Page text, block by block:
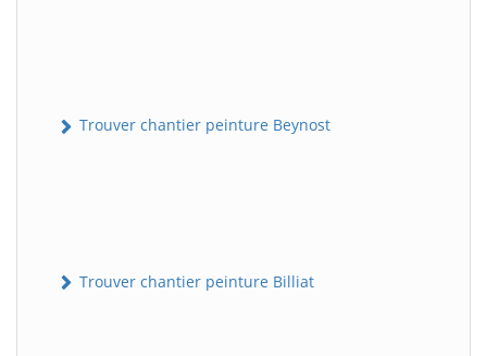
Trouver chantier peinture Beynost
Trouver chantier peinture Billiat